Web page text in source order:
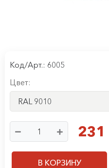
Код/Арт.: 6005
Цвет:
RAL 9010
231
В КОРЗИНУ